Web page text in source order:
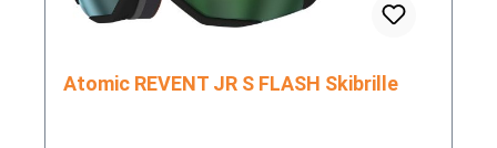
Atomic REVENT JR S FLASH Skibrille